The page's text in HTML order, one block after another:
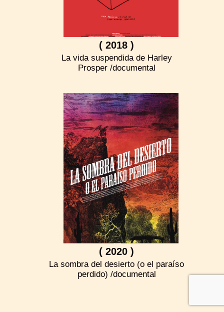
( 2018 )
La vida suspendida de Harley
Prosper /documental
( 2020 )
La sombra del desierto (o el paraíso
perdido) /documental